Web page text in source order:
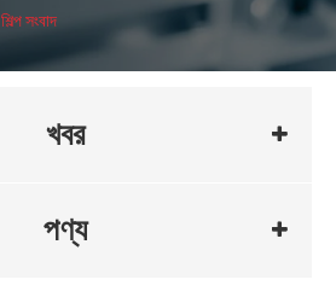
শিল্প সংবাদ
খবর
পণ্য